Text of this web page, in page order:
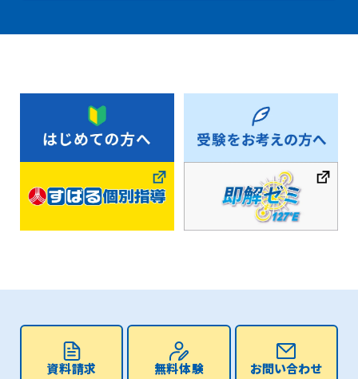
資料請求 無料体験 お問い合わせ